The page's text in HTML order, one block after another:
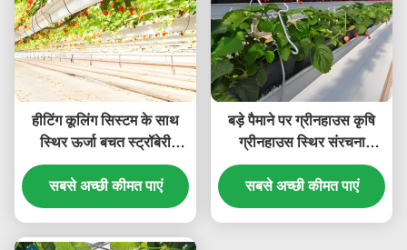
हीटिंग कूलिंग सिस्टम के साथ
स्थिर ऊर्जा बचत स्ट्रॉबेरी
ग्रीनहाउस
सबसे अच्छी कीमत पाएं
बड़े पैमाने पर ग्रीनहाउस कृषि
ग्रीनहाउस स्थिर संरचना
आसानी से इकट्ठा
सबसे अच्छी कीमत पाएं